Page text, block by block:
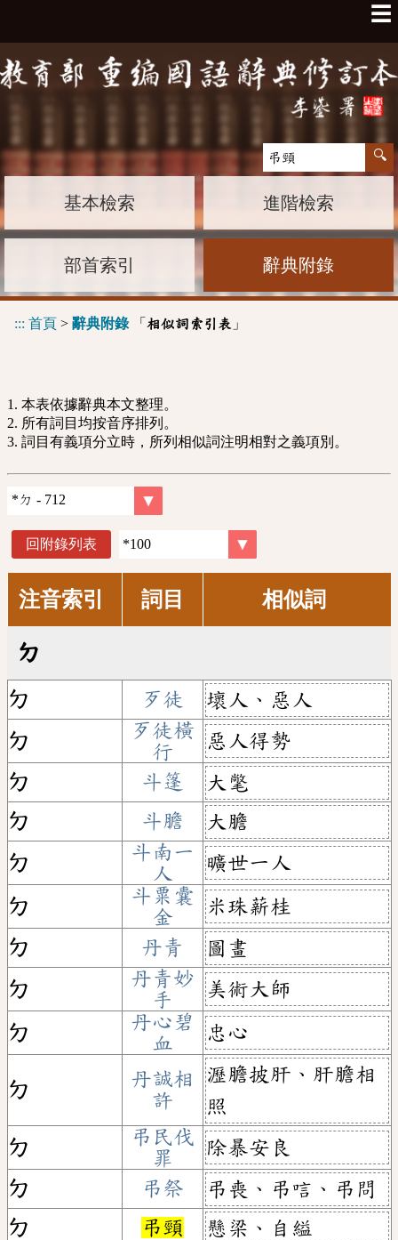
☰
基本檢索 進階檢索
部首索引 辭典附錄
::: 首頁 > 辭典附錄「 相似詞索引表 」
1. 本表依據辭典本文整理。
2. 所有詞目均按音序排列。
3. 詞目有義項分立時，所列相似詞注明相對之義項別。
回附錄列表
注音索引 詞目 相似詞
ㄉ
ㄉ 歹徒
壞人、惡人
ㄉ
歹徒橫
行
惡人得勢
ㄉ
斗篷
大氅
ㄉ
斗膽
大膽
ㄉ
斗南一
人
曠世一人
ㄉ
斗粟囊
金
米珠薪桂
ㄉ
丹青
圖畫
ㄉ
丹青妙
手
美術大師
ㄉ
丹心碧
血
忠心
ㄉ
丹誠相
許
瀝膽披肝、肝膽相
照
ㄉ
弔民伐
罪
除暴安良
ㄉ
弔祭
弔喪、弔唁、弔問
ㄉ
弔頸
懸梁、自縊